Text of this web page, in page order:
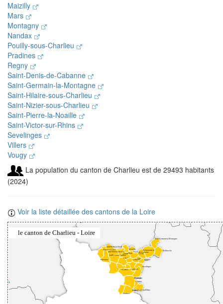
Maizilly
Mars
Montagny
Nandax
Pouilly-sous-Charlieu
Pradines
Regny
Saint-Denis-de-Cabanne
Saint-Germain-la-Montagne
Saint-Hilaire-sous-Charlieu
Saint-Nizier-sous-Charlieu
Saint-Pierre-la-Noaille
Saint-Victor-sur-Rhins
Sevelinges
Villers
Vougy
La population du canton de Charlieu est de 29493 habitants
(2024)
Voir la liste détaillée des cantons de la Loire